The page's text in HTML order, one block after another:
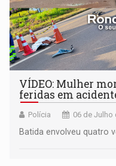
VÍDEO: Mulher
feridas em
Polícia 06 de Julho
Batida envolveu quatro